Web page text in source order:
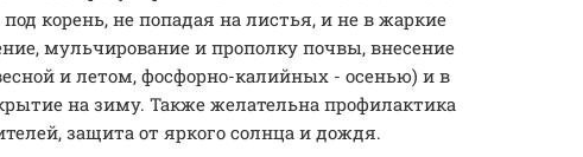
корень, не попадая на листья, и не в жаркие
мульчирование и прополку почвы, внесение
и летом, фосфорно-калийных - осенью) и в
на зиму. Также желательна профилактика
защита от яркого солнца и дождя.